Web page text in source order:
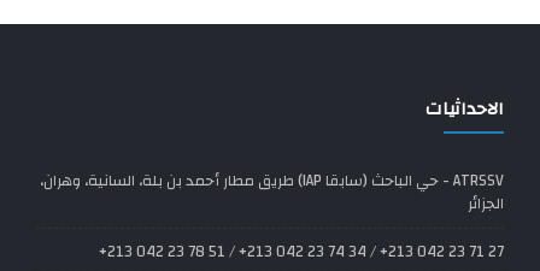
الاحداثيات
ATRSSV - حي الباحث (سابقا IAP) طريق مطار أحمد بن بلة، السانية، وهران،
الجزائر
27 71 23 042 213+ / 34 74 23 042 213+ / 51 78 23 042 213+